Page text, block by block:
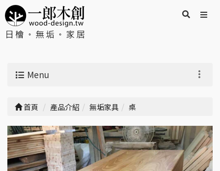
Menu
首頁 產品介紹 無垢家具 桌